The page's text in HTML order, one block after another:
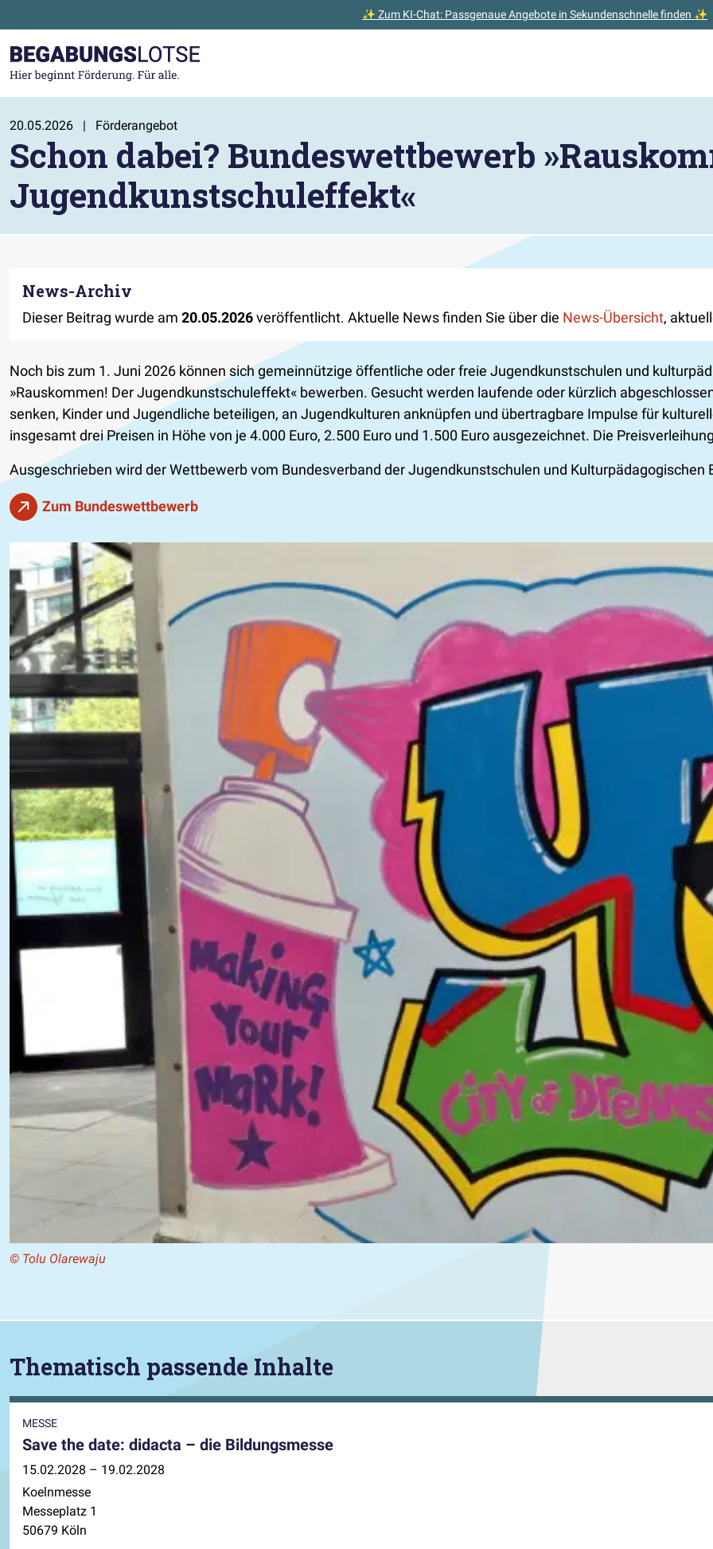
✨ Zum KI-Chat: Passgenaue Angebote in Sekundenschnelle finden ✨
Zur Startseite gehen
20.05.2026 | Förderangebot
Schon dabei? Bundeswettbewerb
Jugendkunstschuleffekt«
News-Archiv
Dieser Beitrag wurde am 20.05.2026veröffentlicht. Aktuelle News finden Sie über die News-Übersicht,
Noch bis zum 1. Juni 2026 können sich gemeinnützige öffentliche oder freie Jugendkunstschulen und
»Rauskommen! Der Jugendkunstschuleffekt« bewerben. Gesucht werden laufende oder kürzlich
senken, Kinder und Jugendliche beteiligen, an Jugendkulturen anknüpfen und übertragbare Impulse für
insgesamt drei Preisen in Höhe von je 4.000 Euro, 2.500 Euro und 1.500 Euro ausgezeichnet. Die
Ausgeschrieben wird der Wettbewerb vom Bundesverband der Jugendkunstschulen und Kulturpädagogischen
Zum Bundeswettbewerb
© Tolu Olarewaju
Thematisch passende Inhalte
MESSE
Save the date: didacta – die Bildungsmesse
15.02.2028 – 19.02.2028
Koelnmesse
Messeplatz 1
50679 Köln